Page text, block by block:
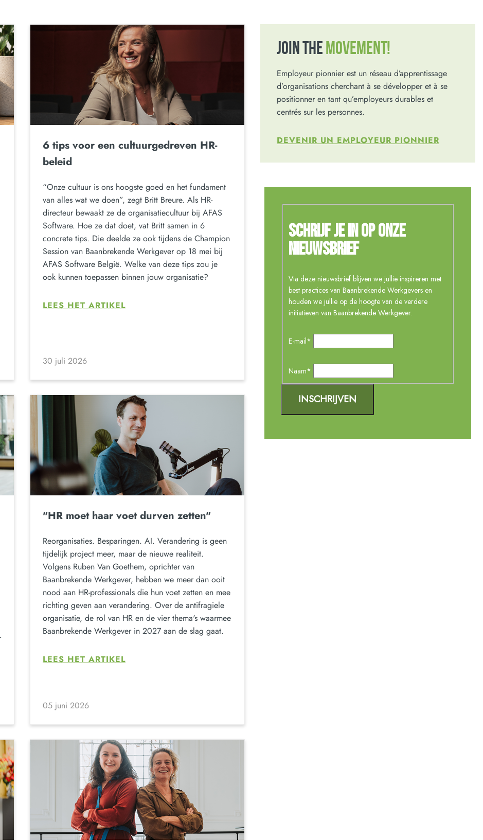
6 tips voor een cultuurgedreven HR-
beleid
“Onze cultuur is ons hoogste goed en het fundament
van alles wat we doen”, zegt Britt Breure. Als HR-
directeur bewaakt ze de organisatiecultuur bij AFAS
Software. Hoe ze dat doet, vat Britt samen in 6
concrete tips. Die deelde ze ook tijdens de Champion
Session van Baanbrekende Werkgever op 18 mei bij
AFAS Software België. Welke van deze tips zou je
ook kunnen toepassen binnen jouw organisatie?
LEES HET ARTIKEL
30 juli 2026
"HR moet haar voet durven zetten"
Reorganisaties. Besparingen. AI. Verandering is geen
tijdelijk project meer, maar de nieuwe realiteit.
Volgens Ruben Van Goethem, oprichter van
Baanbrekende Werkgever, hebben we meer dan ooit
nood aan HR-professionals die hun voet zetten en mee
richting geven aan verandering. Over de antifragiele
organisatie, de rol van HR en de vier thema's waarmee
Baanbrekende Werkgever in 2027 aan de slag gaat.
LEES HET ARTIKEL
05 juni 2026
JOIN THE MOVEMENT!
Employeur pionnier est un réseau d’apprentissage
d’organisations cherchant à se développer et à se
positionner en tant qu’employeurs durables et
centrés sur les personnes.
DEVENIR UN EMPLOYEUR PIONNIER